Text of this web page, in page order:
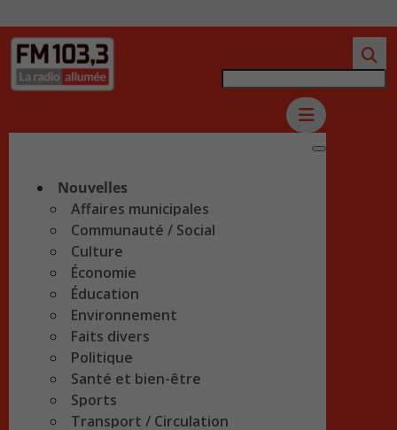
Nouvelles
Affaires municipales
Communauté / Social
Culture
Économie
Éducation
Environnement
Faits divers
Politique
Santé et bien-être
Sports
Transport / Circulation